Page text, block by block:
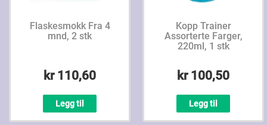
Flaskesmokk Fra 4
mnd, 2 stk
kr 110,60
Legg til
Kopp Trainer
Assorterte Farger,
220ml, 1 stk
kr 100,50
Legg til